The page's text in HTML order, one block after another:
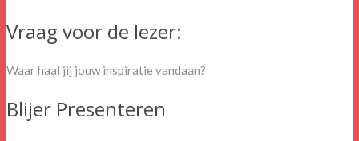
Vraag voor de lezer:
Waar haal jij jouw inspiratie vandaan?
Blijer Presenteren